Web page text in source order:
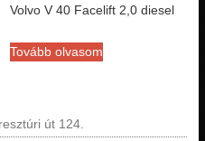
Volvo V 40 Facelift 2,0 diesel
Tovább olvasom
út 124.